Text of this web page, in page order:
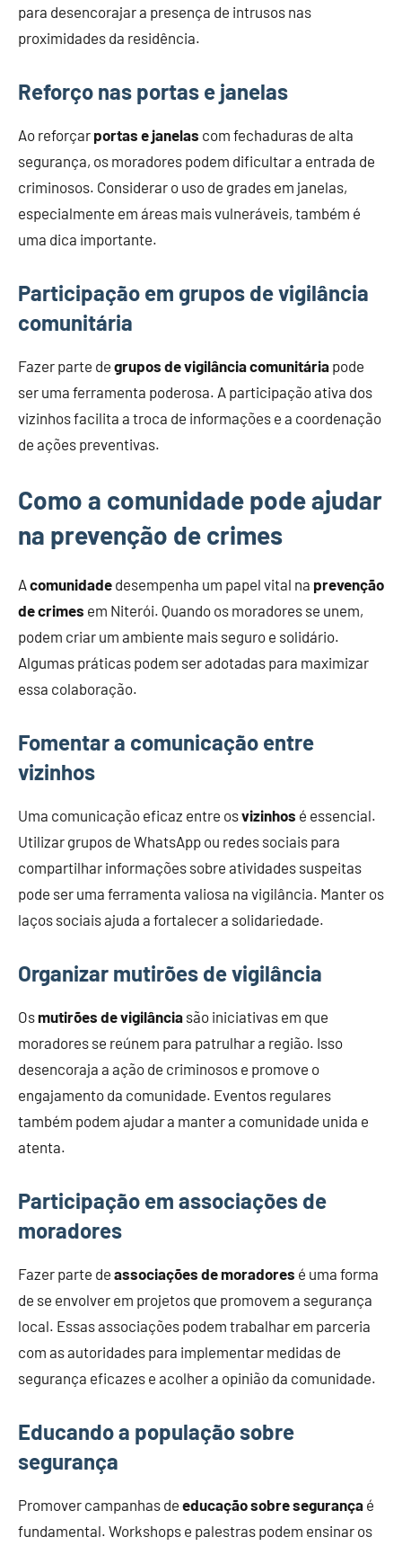
para desencorajar a presença de intrusos nas
proximidades da residência.
Reforço nas portas e janelas
Ao reforçar portas e janelas com fechaduras de alta
segurança, os moradores podem dificultar a entrada de
criminosos. Considerar o uso de grades em janelas,
especialmente em áreas mais vulneráveis, também é
uma dica importante.
Participação em grupos de vigilância
comunitária
Fazer parte de grupos de vigilância comunitária pode
ser uma ferramenta poderosa. A participação ativa dos
vizinhos facilita a troca de informações e a coordenação
de ações preventivas.
Como a comunidade pode ajudar
na prevenção de crimes
A comunidade desempenha um papel vital na prevenção
de crimes em Niterói. Quando os moradores se unem,
podem criar um ambiente mais seguro e solidário.
Algumas práticas podem ser adotadas para maximizar
essa colaboração.
Fomentar a comunicação entre
vizinhos
Uma comunicação eficaz entre osvizinhos é essencial.
Utilizar grupos de WhatsApp ou redes sociais para
compartilhar informações sobre atividades suspeitas
pode ser uma ferramenta valiosa na vigilância. Manter os
laços sociais ajuda a fortalecer a solidariedade.
Organizar mutirões de vigilância
Osmutirões de vigilância são iniciativas em que
moradores se reúnem para patrulhar a região. Isso
desencoraja a ação de criminosos e promove o
engajamento da comunidade. Eventos regulares
também podem ajudar a manter a comunidade unida e
atenta.
Participação em associações de
moradores
Fazer parte de associações de moradores é uma forma
de se envolver em projetos que promovem a segurança
local. Essas associações podem trabalhar em parceria
com as autoridades para implementar medidas de
segurança eficazes e acolher a opinião da comunidade.
Educando a população sobre
segurança
Promover campanhas de educação sobre segurança é
fundamental. Workshops e palestras podem ensinar os